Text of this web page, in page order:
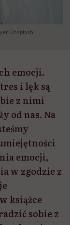
Unsplash
emocji.
i lęk są
z nimi
od nas. Na
emocji,
w zgodzie z
książce
sobie z